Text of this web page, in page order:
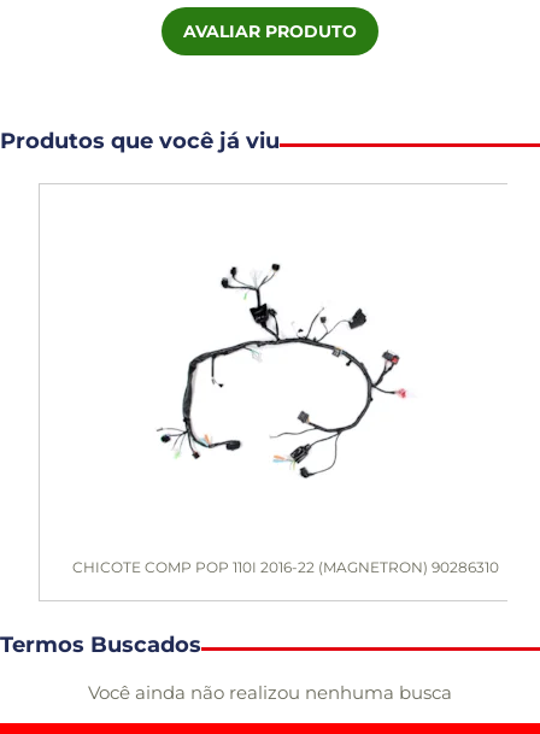
AVALIAR PRODUTO
Produtos que você já viu
CHICOTE COMP POP 110I 2016-22 (MAGNETRON) 90286310
Termos Buscados
Você ainda não realizou nenhuma busca